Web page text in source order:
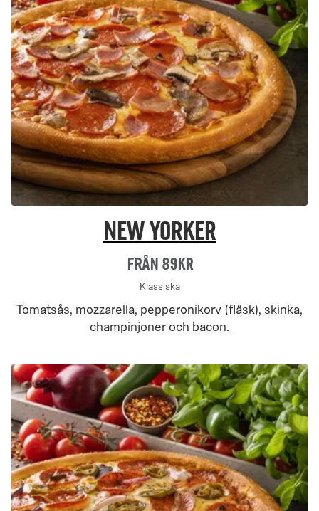
New Yorker
Från 89Kr
Klassiska
Tomatsås, mozzarella, pepperonikorv (fläsk), skinka,
champinjoner och bacon.